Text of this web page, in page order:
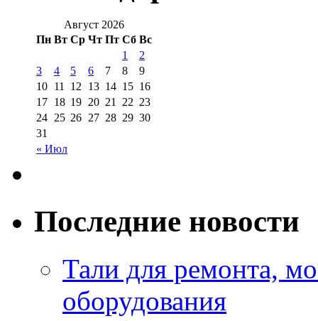
Август 2026
Пн Вт Ср Чт Пт Сб Вс
« Июл
1
2
3
4 5 6 7 8
9
10 11 12 13 14 15 16
17 18 19 20 21 22 23
24 25 26 27 28 29 30
31
Последние новости
Тали для ремонта,
оборудования